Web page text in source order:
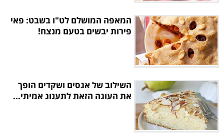
המאפה המושלם לט"ו בשבט: פאי
פירות יבשים בטעם מנצח!
השילוב של אגסים ושקדים הופך
את העוגה הזאת לתענוג אמיתי...